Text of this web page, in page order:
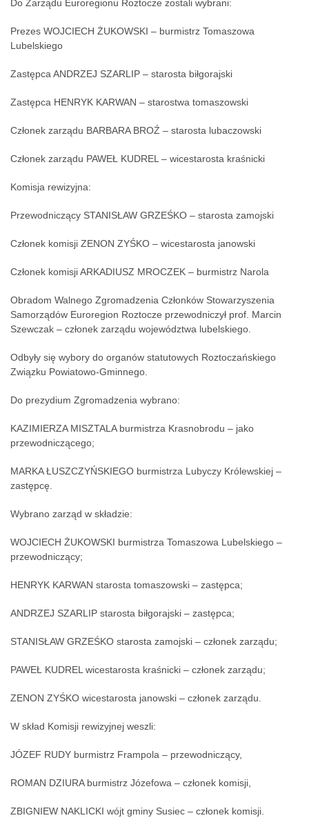
Do Zarządu Euroregionu Roztocze zostali wybrani:
Prezes WOJCIECH ŻUKOWSKI – burmistrz Tomaszowa
Lubelskiego
Zastępca ANDRZEJ SZARLIP – starosta biłgorajski
Zastępca HENRYK KARWAN – starostwa tomaszowski
Członek zarządu BARBARA BROŹ – starosta lubaczowski
Członek zarządu PAWEŁ KUDREL – wicestarosta kraśnicki
Komisja rewizyjna:
Przewodniczący STANISŁAW GRZEŚKO – starosta zamojski
Członek komisji ZENON ZYŚKO – wicestarosta janowski
Członek komisji ARKADIUSZ MROCZEK – burmistrz Narola
Obradom Walnego Zgromadzenia Członków Stowarzyszenia
Samorządów Euroregion Roztocze przewodniczył prof. Marcin
Szewczak – członek zarządu województwa lubelskiego.
Odbyły się wybory do organów statutowych Roztoczańskiego
Związku Powiatowo-Gminnego.
Do prezydium Zgromadzenia wybrano:
KAZIMIERZA MISZTALA burmistrza Krasnobrodu – jako
przewodniczącego;
MARKA ŁUSZCZYŃSKIEGO burmistrza Lubyczy Królewskiej –
zastępcę.
Wybrano zarząd w składzie:
WOJCIECH ŻUKOWSKI burmistrza Tomaszowa Lubelskiego –
przewodniczący;
HENRYK KARWAN starosta tomaszowski – zastępca;
ANDRZEJ SZARLIP starosta biłgorajski – zastępca;
STANISŁAW GRZEŚKO starosta zamojski – członek zarządu;
PAWEŁ KUDREL wicestarosta kraśnicki – członek zarządu;
ZENON ZYŚKO wicestarosta janowski – członek zarządu.
W skład Komisji rewizyjnej weszli:
JÓZEF RUDY burmistrz Frampola – przewodniczący,
ROMAN DZIURA burmistrz Józefowa – członek komisji,
ZBIGNIEW NAKLICKI wójt gminy Susiec – członek komisji.